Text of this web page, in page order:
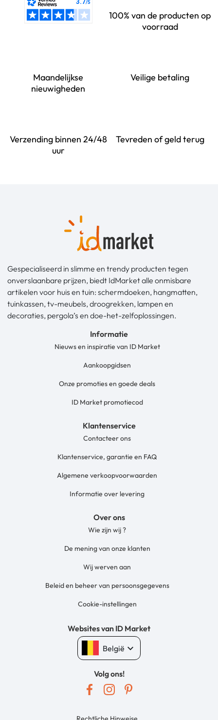
100% van de producten op
voorraad
Maandelijkse
nieuwigheden
Veilige betaling
Verzending binnen 24/48
uur
Tevreden of geld terug
Gespecialiseerd in slimme en trendy producten tegen
onverslaanbare prijzen, biedt IdMarket alle onmisbare
artikelen voor huis en tuin: schermdoeken, hangmatten,
tuinkassen, tv-meubels, droogrekken, lampen en
decoraties, pergola’s en doe-het-zelfoplossingen.
Informatie
Nieuws en inspiratie van ID Market
Aankoopgidsen
Onze promoties en goede deals
ID Market promotiecod
Klantenservice
Contacteer ons
Klantenservice, garantie en FAQ
Algemene verkoopvoorwaarden
Informatie over levering
Over ons
Wie zijn wij ?
De mening van onze klanten
Wij werven aan
Beleid en beheer van persoonsgegevens
Cookie-instellingen
Websites van ID Market
België keyboard_arrow_down
Volg ons!